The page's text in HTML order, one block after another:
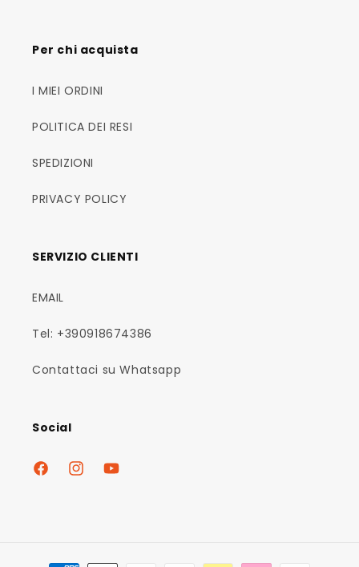
Per chi acquista
I MIEI ORDINI
POLITICA DEI RESI
SPEDIZIONI
PRIVACY POLICY
SERVIZIO CLIENTI
EMAIL
Tel: +390918674386
Contattaci su Whatsapp
Social
FacebookInstagramYouTube